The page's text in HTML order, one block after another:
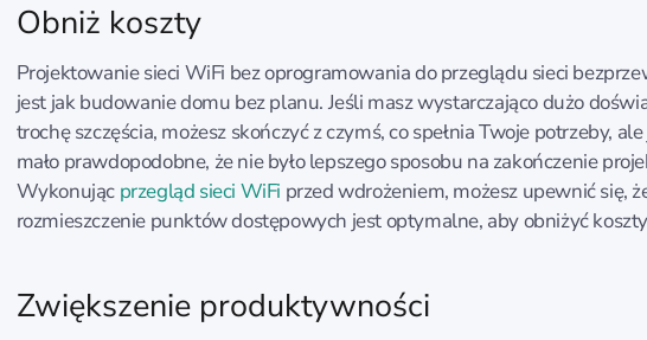
Obniż koszty
Projektowanie sieci WiFi bez oprogramowania do przeglądu sieci
jest jak budowanie domu bez planu. Jeśli masz wystarczająco dużo
trochę szczęścia, możesz skończyć z czymś, co spełnia Twoje potrzeby,
mało prawdopodobne, że nie było lepszego sposobu na zakończenie
Wykonując przegląd sieci WiFi przed wdrożeniem, możesz upewnić się,
rozmieszczenie punktów dostępowych jest optymalne, aby obniżyć
Zwiększenie produktywności